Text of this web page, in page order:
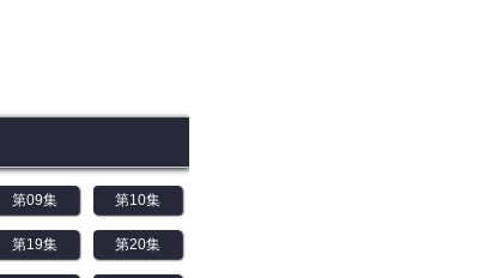
第09集 第10集
第19集 第20集